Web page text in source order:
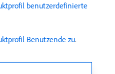
benutzerdefinierte
Benutzende zu.